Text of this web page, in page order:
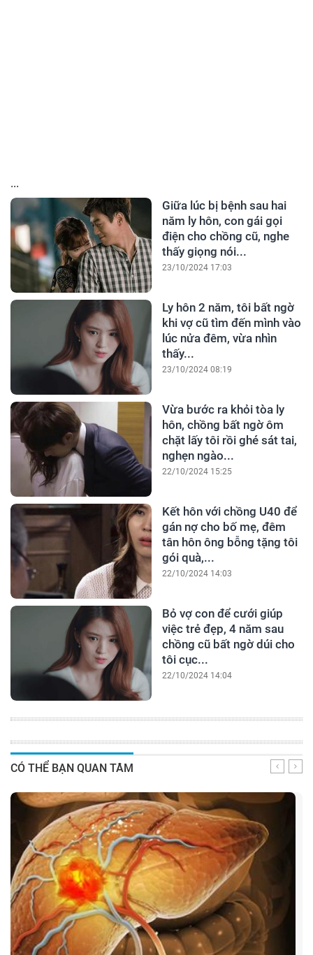
...
Giữa lúc bị bệnh sau hai
năm ly hôn, con gái gọi
điện cho chồng cũ, nghe
thấy giọng nói...
23/10/2024 17:03
Ly hôn 2 năm, tôi bất ngờ
khi vợ cũ tìm đến mình vào
lúc nửa đêm, vừa nhìn
thấy...
23/10/2024 08:19
Vừa bước ra khỏi tòa ly
hôn, chồng bất ngờ ôm
chặt lấy tôi rồi ghé sát tai,
nghẹn ngào...
22/10/2024 15:25
Kết hôn với chồng U40 để
gán nợ cho bố mẹ, đêm
tân hôn ông bỗng tặng tôi
gói quà,...
22/10/2024 14:03
Bỏ vợ con để cưới giúp
việc trẻ đẹp, 4 năm sau
chồng cũ bất ngờ dúi cho
tôi cục...
22/10/2024 14:04
CÓ THỂ BẠN QUAN TÂM